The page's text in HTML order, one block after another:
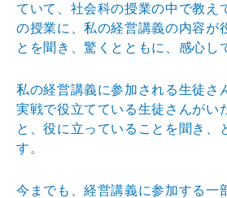
ていて、社会科の授業の中で教え
の授業に、私の経営講義の内容が
とを聞き、驚くとともに、感心し
私の経営講義に参加される生徒さ
実戦で役立てている生徒さんがい
と、役に立っていることを聞き、
す。
今までも、経営講義に参加する一